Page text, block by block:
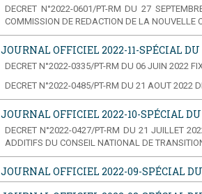
DECRET N°2022-0601/PT-RM DU 27
COMMISSION DE REDACTION DE LA NOUVELLE
JOURNAL OFFICIEL 2022-11-SPÉCIAL
DECRET N°2022-0335/PT-RM DU 06 JUIN 2022
DECRET N°2022-0485/PT-RM DU 21 AOUT 2022
JOURNAL OFFICIEL 2022-10-SPÉCIAL
DECRET N°2022-0427/PT-RM DU 21 JUILLET
ADDITIFS DU CONSEIL NATIONAL DE
JOURNAL OFFICIEL 2022-09-SPÉCIAL